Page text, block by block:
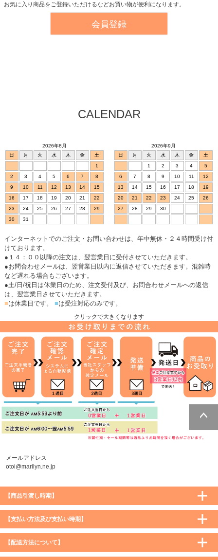
お気に入り商品をご登録いただけるなどお買い物が便利になります。
会員登録
ページトッ
プへ
CALENDAR
2026年8月
日
月 火 水 木 金
土
1
2
3 4 5 6 7
8
9
10 11 12 13 14
15
16
17 18 19 20 21
22
23
24 25 26 27 28
29
30
31
2026年9月
日
月 火 水 木 金
土
1
2 3 4
5
6
7 8 9 10 11
12
13
14 15 16 17 18
19
20
21 22 23 24 25
26
27
28 29 30
インターネットでのご注文・お問い合わせは、年中無休・２４時間受け付
けております。
●１４：００以降の注文は、翌営業日に受付させていただきます。
●お問合わせメールは、翌営業日以内に返信させていただきます。混雑時
など遅れる場合もございます。
●土/日/祝日は休業日のため、注文受付及び、お問合わせメールへの返信
は、翌営業日させていただきます。
■は休業日です。 ■は受注対応のみです。
クリックで大きくなります
メールアドレス
otoi@marilyn.ne.jp
【商品引渡し時期】
【支払い方法及び支払い時期】
【配送方法について】